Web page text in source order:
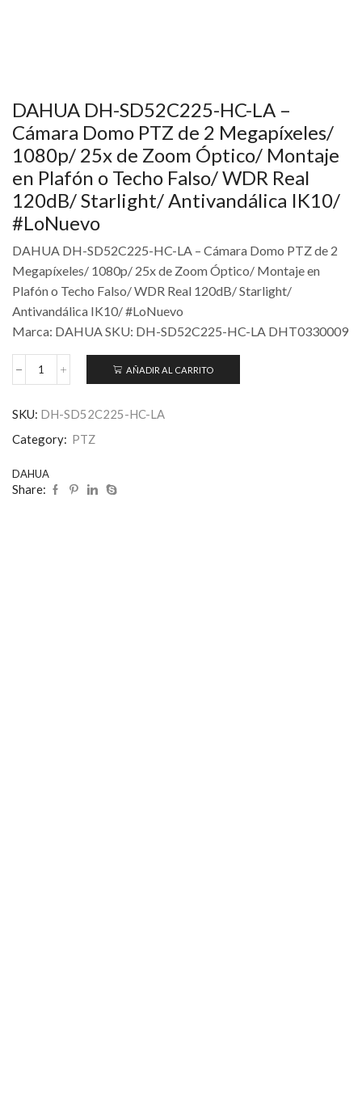
DAHUA DH-SD52C225-HC-LA –
Cámara Domo PTZ de 2 Megapíxeles/
1080p/ 25x de Zoom Óptico/ Montaje
en Plafón o Techo Falso/ WDR Real
120dB/ Starlight/ Antivandálica IK10/
#LoNuevo
DAHUA DH-SD52C225-HC-LA – Cámara Domo PTZ de 2
Megapíxeles/ 1080p/ 25x de Zoom Óptico/ Montaje en
Plafón o Techo Falso/ WDR Real 120dB/ Starlight/
Antivandálica IK10/ #LoNuevo
Marca: DAHUA SKU: DH-SD52C225-HC-LA DHT0330009
AÑADIR AL CARRITO
SKU: DH-SD52C225-HC-LA
Category: PTZ
DAHUA
Share: